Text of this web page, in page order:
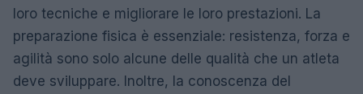
loro tecniche e migliorare le loro prestazioni. La
preparazione fisica è essenziale: resistenza, forza e
agilità sono solo alcune delle qualità che un atleta
deve sviluppare. Inoltre, la conoscenza del